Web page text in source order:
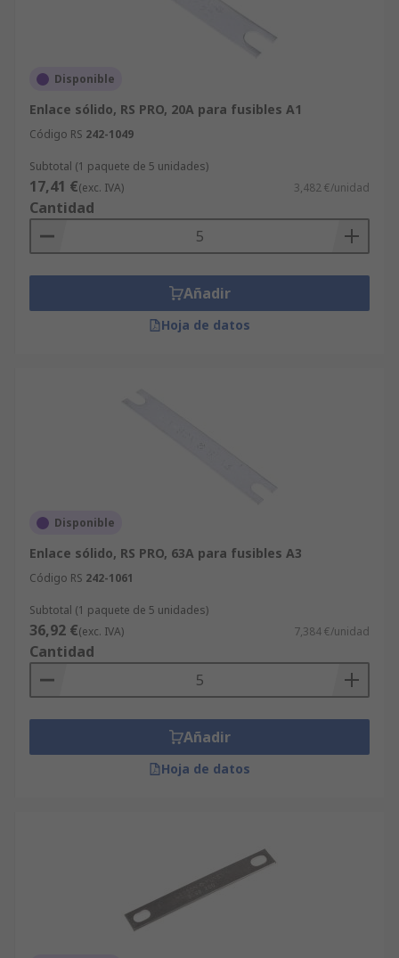
Disponible
Enlace sólido, RS PRO, 20A para fusibles A1
Código RS 242-1049
Subtotal (1 paquete de 5 unidades)
17,41 €(exc. IVA) 3,482 €/unidad
Cantidad
Añadir
Hoja de datos
Disponible
Enlace sólido, RS PRO, 63A para fusibles A3
Código RS 242-1061
Subtotal (1 paquete de 5 unidades)
36,92 €(exc. IVA) 7,384 €/unidad
Cantidad
Añadir
Hoja de datos